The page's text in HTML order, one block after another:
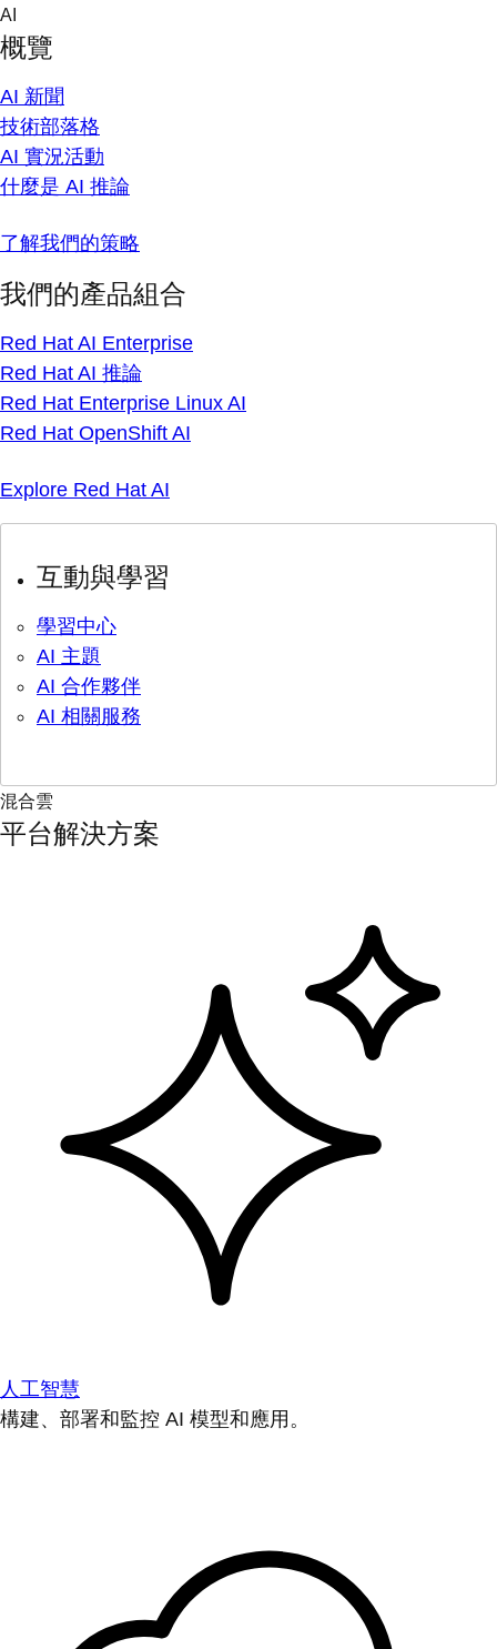
Skip
content
AI
概覽
AI 新聞
技術部落格
AI 實況活動
什麼是 AI 推論
了解我們的策略
我們的產品組合
Red Hat AI Enterprise
Red Hat AI 推論
Red Hat Enterprise Linux AI
Red Hat OpenShift AI
Explore Red Hat AI
互動與學習
學習中心
AI 主題
AI 合作夥伴
AI 相關服務
混合雲
平台解決方案
人工智慧
構建、部署和監控 AI 模型和應用。